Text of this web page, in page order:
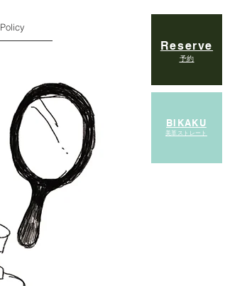
Policy
BIKAKU
美革ストレート
Reserve
予約